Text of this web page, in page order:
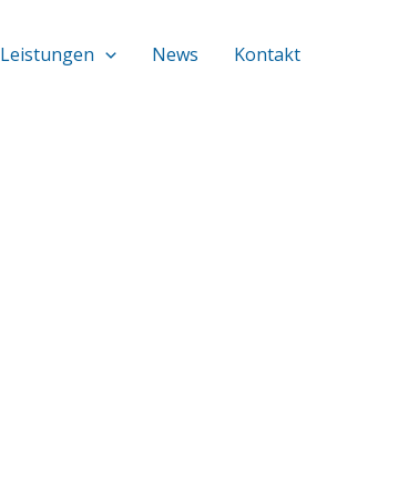
Leistungen News Kontakt